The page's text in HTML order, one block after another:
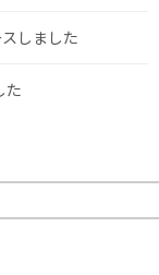
しました
た